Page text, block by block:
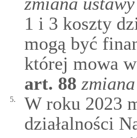
1 i 3 koszty
mogą być
której mowa
art. 88
5.
W roku 2023
działalności